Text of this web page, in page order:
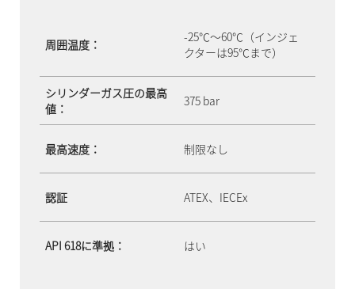
周囲温度：
-25℃～60℃（インジェ
クターは95℃まで）
シリンダーガス圧の最高
値：
375 bar
最高速度： 制限なし
認証 ATEX、IECEx
API 618に準拠： はい